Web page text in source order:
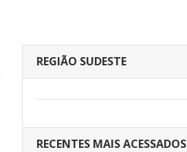
REGIÃO SUDESTE
RECENTES MAIS ACESSADOS